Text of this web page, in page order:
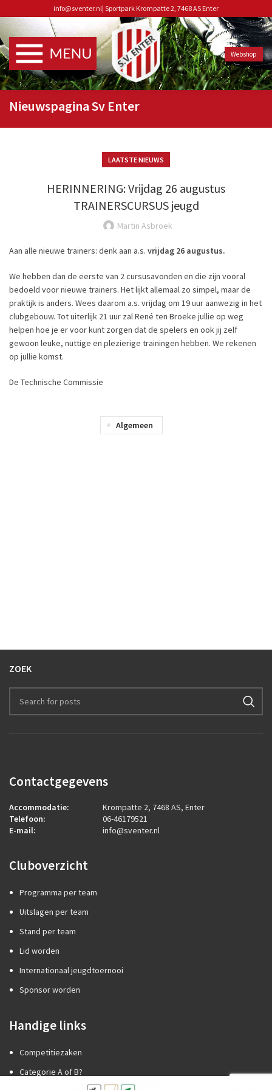
info@sventer.nl| Sportpark Krompatte 2, 7468 AS Enter
Webshop
Nieuwspagina Sv Enter
LAATSTE NIEUWS
HERINNERING: Vrijdag 26 augustus
TRAINERSCURSUS jeugd
Martin Asbroek
Aan alle nieuwe trainers: denk aan a.s. vrijdag 26 augustus.
We hebben dan de eerste van 2 cursusavonden en die zijn vooral
bedoeld voor nieuwe trainers. Het lijkt allemaal zo simpel, maar de
praktijk is anders. Wees daarom a.s. vrijdag om 19 uur aanwezig in het
clubgebouw. Tot uiterlijk 21 uur zal René ten Broeke jullie op weg
helpen hoe je er voor kunt zorgen dat de spelers en ook jij zelf
gewoon leuke, nuttige en plezierige trainingen hebben. We rekenen
op jullie komst.
De Technische Commissie
Algemeen
ZOEK
Contactgegevens
Accommodatie:
Krompatte 2, 7468 AS, Enter
Telefoon:
06-46179521
E-mail:
info@sventer.nl
Cluboverzicht
Programma per team
Uitslagen per team
Stand per team
Lid worden
Internationaal jeugdtoernooi
Sponsor worden
Handige links
Competitiezaken
Categorie A of B?